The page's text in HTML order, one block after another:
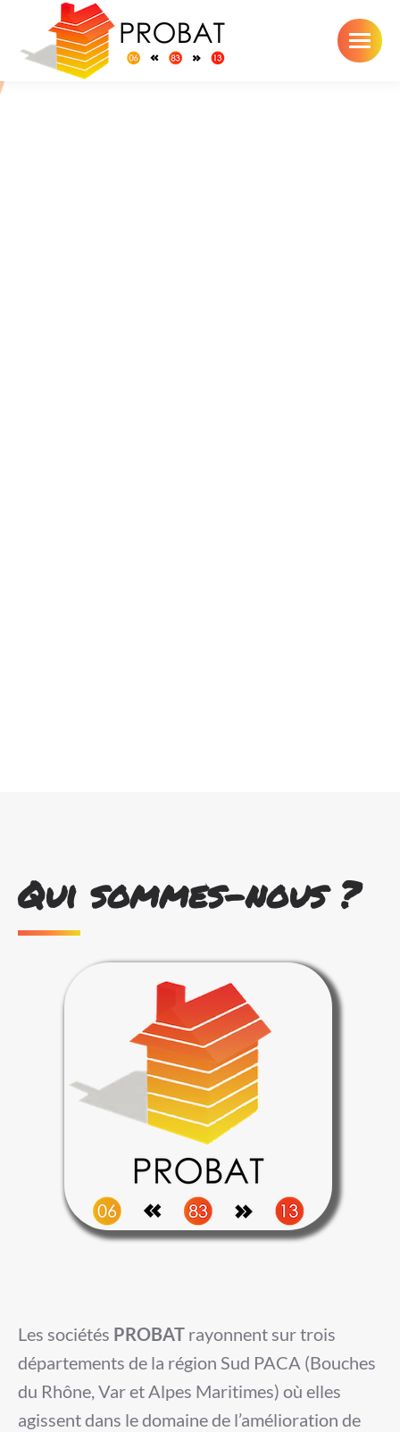
Qui sommes-nous ?
Les sociétés PROBAT rayonnent sur trois
départements de la région Sud PACA (Bouches
du Rhône, Var et Alpes Maritimes) où elles
agissent dans le domaine de l’amélioration de